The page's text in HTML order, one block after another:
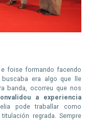
foise formando facendo
era algo que lle
banda, ocorreu que nos
a experiencia
pode traballar como
regrada. Sempre